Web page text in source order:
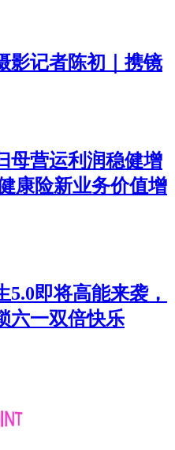
影记者陈初｜携镜
母营运利润稳健增
康险新业务价值增
即将高能来袭，
六一双倍快乐